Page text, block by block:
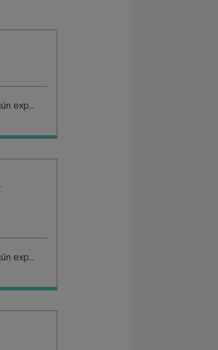
Salario según experiencia
Salario según experiencia